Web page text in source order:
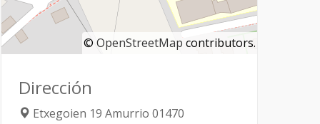
© OpenStreetMap contributors.
Dirección
Etxegoien 19 Amurrio 01470